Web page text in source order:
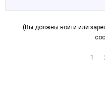
(Вы должны войти или
1